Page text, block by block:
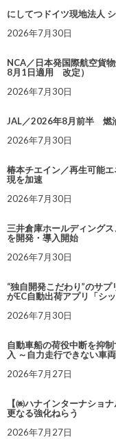
にしてつドイツ現地法人
2026年7月30日
NCA／日本発国際航空貨
8月1日適用 改定）
2026年7月30日
JAL／2026年8月前半 燃
2026年7月30日
椿本チエイン／再生可能
現を加速
2026年7月30日
三井倉庫ホールディング
を開発・導入開始
2026年7月30日
“独自開発こだわり”のサ
がEC自動出荷アプリ「シ
2026年7月30日
自動車船の荷役中断を抑
入 ～自力走行できない車
2026年7月27日
【㈱ハナインターナショ
更なる強化ねらう
2026年7月27日